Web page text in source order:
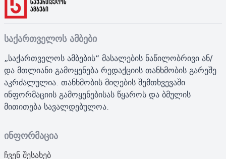
საქართველოს ამბები
„საქართველოს ამბების“ მასალების ნაწილობრივი ან/
და მთლიანი გამოყენება რედაქციის თანხმობის გარეშე
აკრძალულია. თანხმობის მიღების შემთხვევაში
ინფორმაციის გამოყენებისას წყაროს და ბმულის
მითითება სავალდებულოა.
ინფორმაცია
ჩვენ შესახებ